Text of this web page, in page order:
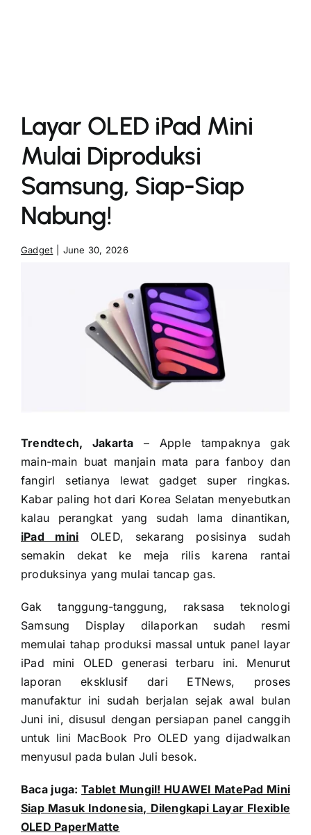
Layar OLED iPad Mini
Mulai Diproduksi
Samsung, Siap-Siap
Nabung!
Gadget June 30, 2026
Trendtech, Jakarta – Apple tampaknya gak
main-main buat manjain mata para fanboy dan
fangirl setianya lewat gadget super ringkas.
Kabar paling hot dari Korea Selatan menyebutkan
kalau perangkat yang sudah lama dinantikan,
iPad mini OLED, sekarang posisinya sudah
semakin dekat ke meja rilis karena rantai
produksinya yang mulai tancap gas.
Gak tanggung-tanggung, raksasa teknologi
Samsung Display dilaporkan sudah resmi
memulai tahap produksi massal untuk panel layar
iPad mini OLED generasi terbaru ini. Menurut
laporan eksklusif dari ETNews, proses
manufaktur ini sudah berjalan sejak awal bulan
Juni ini, disusul dengan persiapan panel canggih
untuk lini MacBook Pro OLED yang dijadwalkan
menyusul pada bulan Juli besok.
Baca juga:Tablet Mungil! HUAWEI MatePad Mini
Siap Masuk Indonesia, Dilengkapi Layar Flexible
OLED PaperMatte